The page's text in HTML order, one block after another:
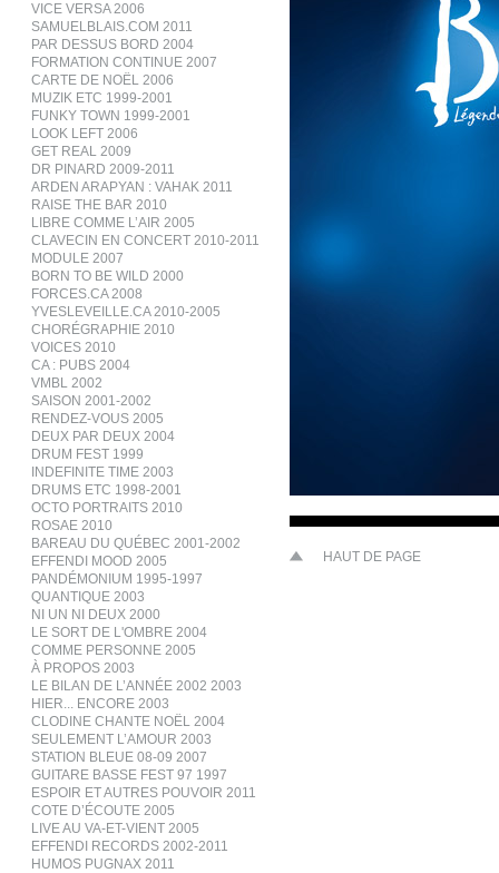
VICE VERSA 2006
SAMUELBLAIS.COM 2011
PAR DESSUS BORD 2004
FORMATION CONTINUE 2007
CARTE DE NOËL 2006
MUZIK ETC 1999-2001
FUNKY TOWN 1999-2001
LOOK LEFT 2006
GET REAL 2009
DR PINARD 2009-2011
ARDEN ARAPYAN : VAHAK 2011
RAISE THE BAR 2010
LIBRE COMME L’AIR 2005
CLAVECIN EN CONCERT 2010-2011
MODULE 2007
BORN TO BE WILD 2000
FORCES.CA 2008
YVESLEVEILLE.CA 2010-2005
CHORÉGRAPHIE 2010
VOICES 2010
CA : PUBS 2004
VMBL 2002
SAISON 2001-2002
RENDEZ-VOUS 2005
DEUX PAR DEUX 2004
DRUM FEST 1999
INDEFINITE TIME 2003
DRUMS ETC 1998-2001
OCTO PORTRAITS 2010
ROSAE 2010
BAREAU DU QUÉBEC 2001-2002
EFFENDI MOOD 2005
PANDÉMONIUM 1995-1997
QUANTIQUE 2003
NI UN NI DEUX 2000
LE SORT DE L'OMBRE 2004
COMME PERSONNE 2005
À PROPOS 2003
LE BILAN DE L’ANNÉE 2002 2003
HIER... ENCORE 2003
CLODINE CHANTE NOËL 2004
SEULEMENT L’AMOUR 2003
STATION BLEUE 08-09 2007
GUITARE BASSE FEST 97 1997
ESPOIR ET AUTRES POUVOIR 2011
COTE D’ÉCOUTE 2005
LIVE AU VA-ET-VIENT 2005
EFFENDI RECORDS 2002-2011
HUMOS PUGNAX 2011
HAUT DE PAGE